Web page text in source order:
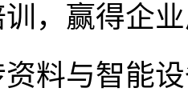
，赢得企
料与智能